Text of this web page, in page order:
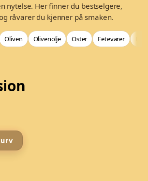
nytelse. Her finner du bestselgere,
råvarer du kjenner på smaken.
Oliven Olivenolje Oster Fetevarer